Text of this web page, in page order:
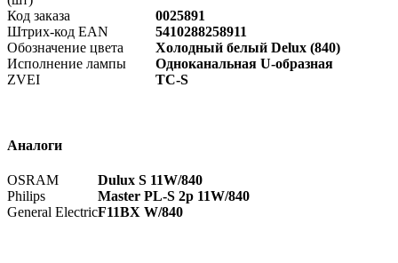
Код заказа
0025891
Штрих-код EAN
5410288258911
Обозначение цвета
Холодный белый Delux (840)
Исполнение лампы
Одноканальная U-образная
ZVEI
TC-S
Аналоги
OSRAM
Dulux S 11W/840
Philips
Master PL-S 2p 11W/840
General ElectricF11BX W/840